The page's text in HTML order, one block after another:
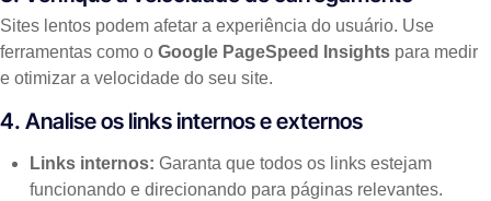
Sites lentos podem afetar a experiência do usuário. Use
ferramentas como o Google PageSpeed Insights para medir
e otimizar a velocidade do seu site.
4. Analise os links internos e externos
Links internos: Garanta que todos os links estejam
funcionando e direcionando para páginas relevantes.